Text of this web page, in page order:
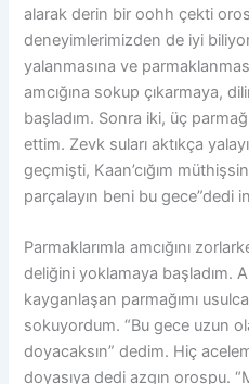
alarak derin bir oohh çekti
deneyimlerimizden de iyi
yalanmasına ve
amcığına sokup çıkarmaya,
başladım. Sonra iki, üç
ettim. Zevk suları aktıkça
geçmişti, Kaan’cığım
parçalayın beni bu gece”dedi
Parmaklarımla amcığını
deliğini yoklamaya başladım.
kayganlaşan parmağımı
sokuyordum. “Bu gece uzun
doyacaksın” dedim. Hiç
doyasıya dedi azgın orospu.